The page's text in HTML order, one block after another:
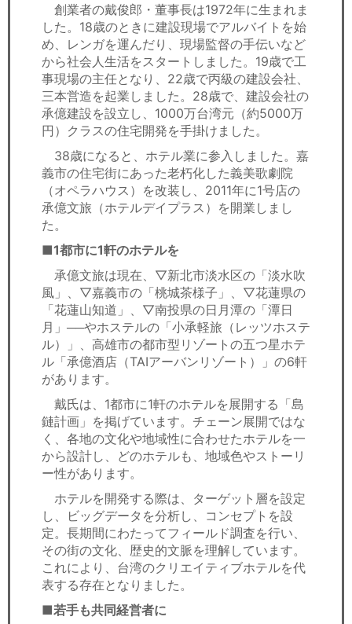
創業者の戴俊郎・董事長は1972年に生まれま
した。18歳のときに建設現場でアルバイトを始
め、レンガを運んだり、現場監督の手伝いなど
から社会人生活をスタートしました。19歳で工
事現場の主任となり、22歳で丙級の建設会社、
三本営造を起業しました。28歳で、建設会社の
承億建設を設立し、1000万台湾元（約5000万
円）クラスの住宅開発を手掛けました。
38歳になると、ホテル業に参入しました。嘉
義市の住宅街にあった老朽化した義美歌劇院
（オペラハウス）を改装し、2011年に1号店の
承億文旅（ホテルデイプラス）を開業しまし
た。
■1都市に1軒のホテルを
承億文旅は現在、▽新北市淡水区の「淡水吹
風」、▽嘉義市の「桃城茶様子」、▽花蓮県の
「花蓮山知道」、▽南投県の日月潭の「潭日
月」──やホステルの「小承軽旅（レッツホステ
ル）」、高雄市の都市型リゾートの五つ星ホテ
ル「承億酒店（TAIアーバンリゾート）」の6軒
があります。
戴氏は、1都市に1軒のホテルを展開する「島
鏈計画」を掲げています。チェーン展開ではな
く、各地の文化や地域性に合わせたホテルを一
から設計し、どのホテルも、地域色やストーリ
ー性があります。
ホテルを開発する際は、ターゲット層を設定
し、ビッグデータを分析し、コンセプトを設
定。長期間にわたってフィールド調査を行い、
その街の文化、歴史的文脈を理解しています。
これにより、台湾のクリエイティブホテルを代
表する存在となりました。
■若手も共同経営者に